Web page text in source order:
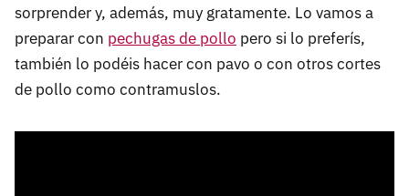
sorprender y, además, muy gratamente. Lo vamos a
preparar con pechugas de pollo pero si lo preferís,
también lo podéis hacer con pavo o con otros cortes
de pollo como contramuslos.